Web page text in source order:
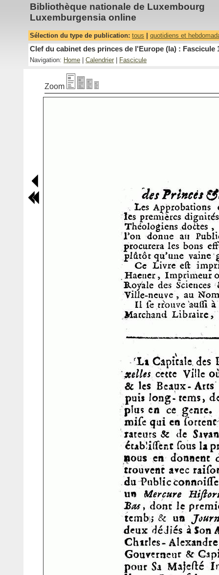
Bibliothèque nationale de Luxembourg
Luxemburgensia online
Sélection du type de publication: tous quotidiens et
Clef du cabinet des princes de l'Europe (la) : Fascicule
Navigation: Home Calendrier Fascicule
Zoom